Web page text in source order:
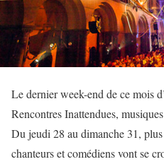
Le dernier week-end de ce mois
Rencontres Inattendues,
Du jeudi 28 au dimanche 31,
chanteurs et comédiens vont se